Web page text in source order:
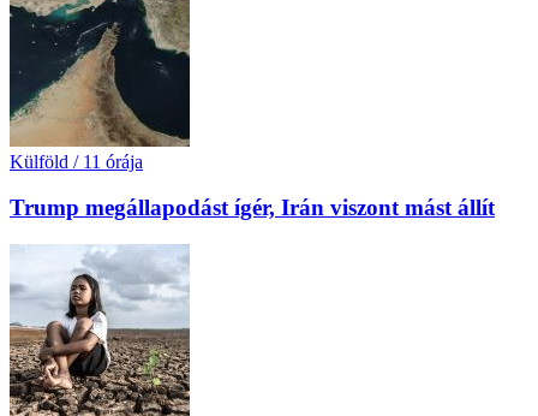
Külföld / 11 órája
Trump megállapodást ígér, Irán viszont mást állít